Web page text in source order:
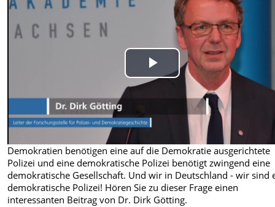
Play
Video
Demokratien benötigen eine auf die Demokratie ausgerichtete
Polizei und eine demokratische Polizei benötigt zwingend eine
demokratische Gesellschaft. Und wir in Deutschland - wir sind
demokratische Polizei! Hören Sie zu dieser Frage einen
interessanten Beitrag von Dr. Dirk Götting.